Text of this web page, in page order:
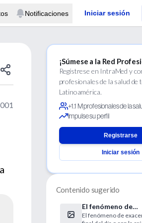
Notificaciones Iniciar sesión
¡Súmese a la Red
Regístrese en IntraMed y
profesionales de la salud de
Latinoamérica.
+1.1 M profesionales de la
Impulse su perfil
Registrarse
Iniciar sesión
Contenido sugerido
El fenómeno de
"sundowning" en
El fenómeno de